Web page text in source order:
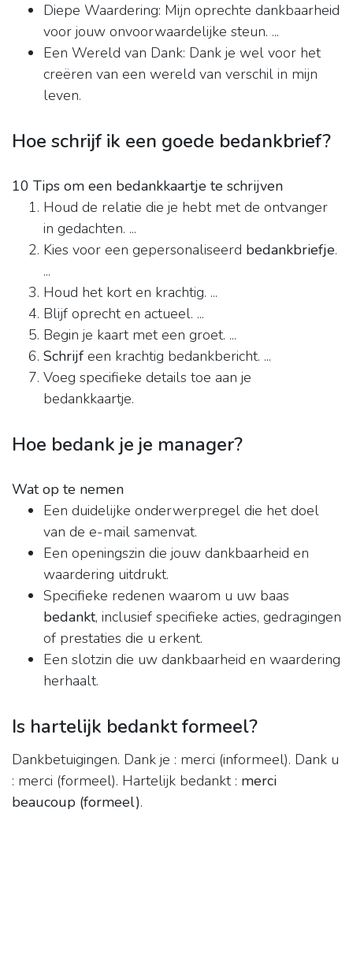
Diepe Waardering: Mijn oprechte dankbaarheid
voor jouw onvoorwaardelijke steun. ...
Een Wereld van Dank: Dank je wel voor het
creëren van een wereld van verschil in mijn
leven.
Hoe schrijf ik een goede bedankbrief?
10 Tips om een bedankkaartje te schrijven
Houd de relatie die je hebt met de ontvanger
in gedachten. ...
Kies voor een gepersonaliseerd bedankbriefje.
...
Houd het kort en krachtig. ...
Blijf oprecht en actueel. ...
Begin je kaart met een groet. ...
Schrijf een krachtig bedankbericht. ...
Voeg specifieke details toe aan je
bedankkaartje.
Hoe bedank je je manager?
Wat op te nemen
Een duidelijke onderwerpregel die het doel
van de e-mail samenvat.
Een openingszin die jouw dankbaarheid en
waardering uitdrukt.
Specifieke redenen waarom u uw baas
bedankt, inclusief specifieke acties, gedragingen
of prestaties die u erkent.
Een slotzin die uw dankbaarheid en waardering
herhaalt.
Is hartelijk bedankt formeel?
Dankbetuigingen. Dank je : merci (informeel). Dank u
: merci (formeel). Hartelijk bedankt : merci
beaucoup (formeel).